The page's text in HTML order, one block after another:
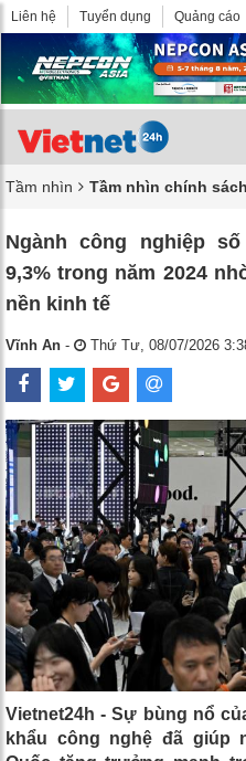
Liên hệ Tuyển dụng Quảng cáo
Tầm nhìn Tầm nhìn chính sách
Ngành công nghiệp
9,3% trong năm 2024
nền kinh tế
Vĩnh An - Thứ Tư, 08/07/2026
Vietnet24h - Sự bùng nổ
khẩu công nghệ đã giúp